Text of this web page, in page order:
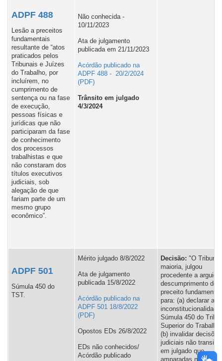
ADPF 488
Lesão a preceitos
fundamentais
resultante de “atos
praticados pelos
Tribunais e Juízes
do Trabalho, por
incluírem, no
cumprimento de
sentença ou na fase
de execução,
pessoas físicas e
jurídicas que não
participaram da fase
de conhecimento
dos processos
trabalhistas e que
não constaram dos
títulos executivos
judiciais, sob
alegação de que
fariam parte de um
mesmo grupo
econômico”.
Não conhecida -
10/11/2023
Ata de julgamento
publicada em 21/11/2023
Acórdão publicado na
ADPF 488 - 20/2/2024
Trânsito em julgado
4/3/2024
ADPF 501
Súmula 450 do
TST.
Mérito julgado 8/8/2022
Ata de julgamento
publicada 15/8/2022
Acórdão publicado na
ADPF 501 18/8/2022
Opostos EDs 26/8/2022
EDs não conhecidos/
Acórdão publicado
Decisão: "O
maioria, julgou
procedente a
descumprimento de
preceito fundamental
para: (a) declarar a
inconstitucionalidade
Súmula 450 do
Superior do
(b) invalidar decisões
judiciais não
em julgado que,
amparadas no texto